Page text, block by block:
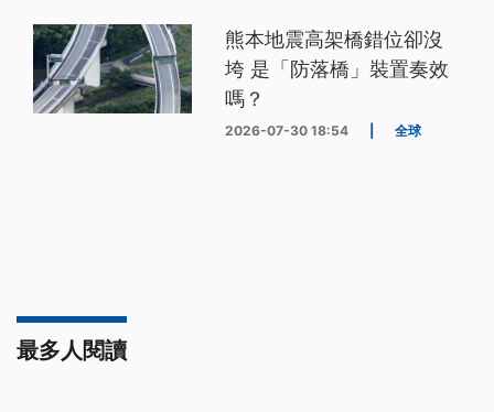
熊本地震高架橋錯位卻沒
垮 是「防落橋」裝置奏效
嗎？
2026-07-30 18:54 全球
最多人閱讀